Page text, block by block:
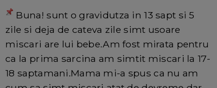
Buna! sunt o gravidutza in 13 sapt si 5
zile si deja de cateva zile simt usoare
miscari are lui bebe.Am fost mirata pentru
ca la prima sarcina am simtit miscari la 17-
18 saptamani.Mama mi-a spus ca nu am